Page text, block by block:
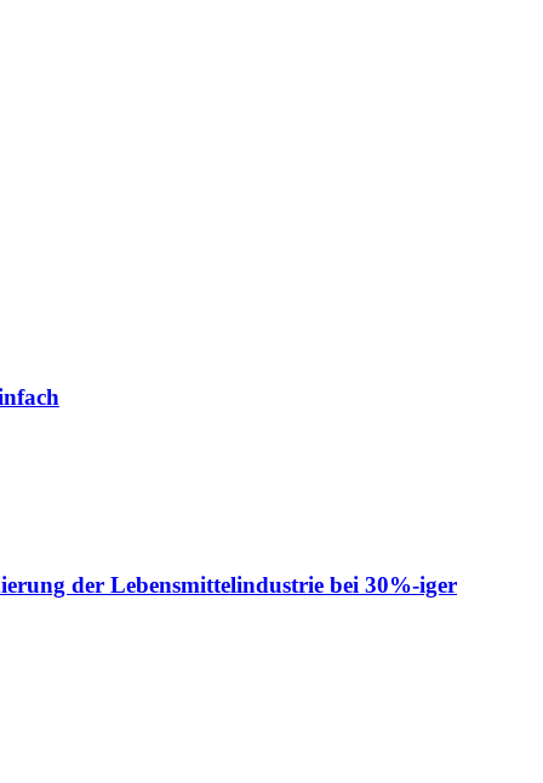
der Lebensmittelindustrie bei 30%-iger